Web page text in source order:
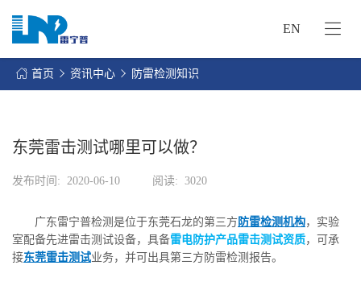
EN
首页 资讯中心 防雷检测知识
东莞雷击测试哪里可以做？
发布时间: 2020-06-10 阅读: 3020
广东雷宁普检测是位于东莞石龙的第三方 防雷检测机构，实验
室配备先进雷击测试设备，具备雷电防护产品雷击测试资质，可承
接东莞雷击测试业务，并可出具第三方防雷检测报告。
网
的
务
资